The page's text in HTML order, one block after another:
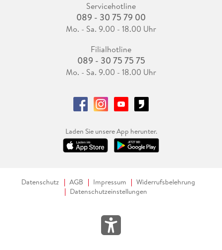
Servicehotline
089 - 30 75 79 00
Mo. - Sa. 9.00 - 18.00 Uhr
Filialhotline
089 - 30 75 75 75
Mo. - Sa. 9.00 - 18.00 Uhr
Laden Sie unsere App herunter.
Datenschutz AGB Impressum
Widerrufsbelehrung
Datenschutzeinstellungen